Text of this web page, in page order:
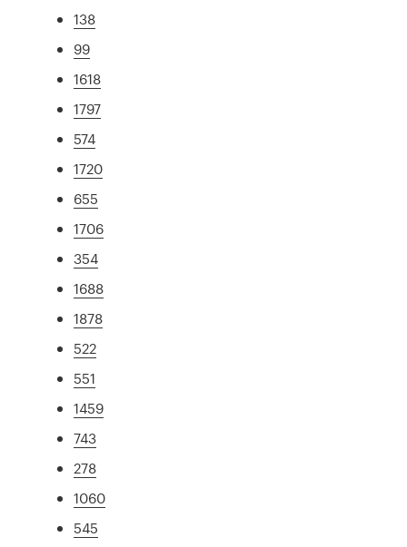
138
99
1618
1797
574
1720
655
1706
354
1688
1878
522
551
1459
743
278
1060
545